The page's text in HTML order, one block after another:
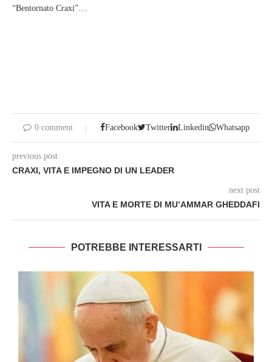
“Bentornato Craxi”…
0 comment Facebook Twitter Linkedin Whatsapp
previous post
CRAXI, VITA E IMPEGNO DI UN LEADER
next post
VITA E MORTE DI MU’AMMAR GHEDDAFI
POTREBBE INTERESSARTI